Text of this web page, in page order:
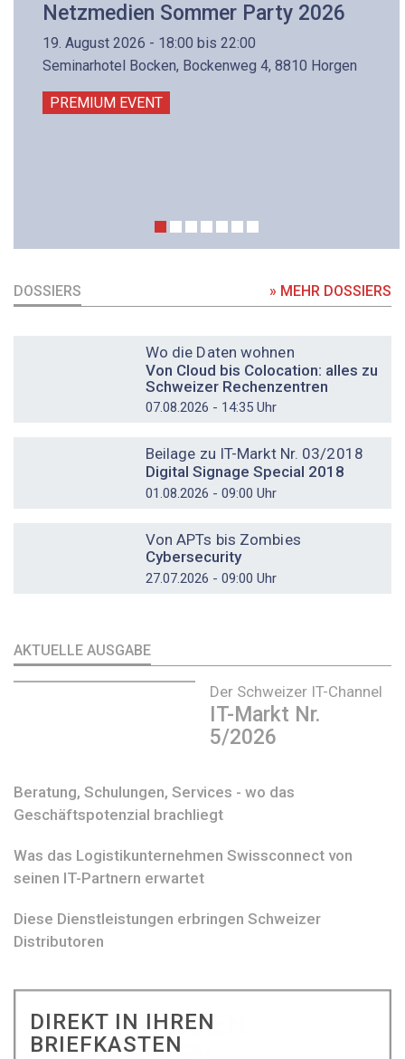
Netzmedien Sommer Party 2026
19. August 2026 - 18:00 bis 22:00
Seminarhotel Bocken, Bockenweg 4, 8810 Horgen
PREMIUM EVENT
DOSSIERS » MEHR DOSSIERS
Wo die Daten wohnen
Von Cloud bis Colocation: alles zu
Schweizer Rechenzentren
07.08.2026 - 14:35 Uhr
Beilage zu IT-Markt Nr. 03/2018
Digital Signage Special 2018
01.08.2026 - 09:00 Uhr
Von APTs bis Zombies
Cybersecurity
27.07.2026 - 09:00 Uhr
AKTUELLE AUSGABE
Der Schweizer IT-Channel
IT-Markt Nr.
5/2026
Beratung, Schulungen, Services - wo das
Geschäftspotenzial brachliegt
Was das Logistikunternehmen Swissconnect von
seinen IT-Partnern erwartet
Diese Dienstleistungen erbringen Schweizer
Distributoren
DIREKT IN IHREN
BRIEFKASTEN